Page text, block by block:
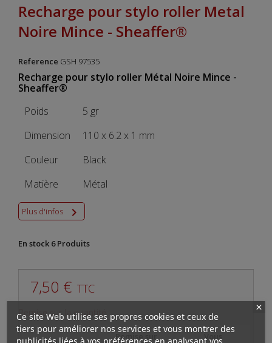
Recharge pour stylo roller Metal
Noire Mince - Sheaffer®
Reference GSH 97535
Recharge pour stylo roller Métal Noire Mince -
Sheaffer®
Poids
5 gr
Dimension
110 x 6.2 x 1 mm
Couleur
Black
Matière
Métal
Plus d'infos 
En stock 6 Produits
7,50 € TTC
Remise sur la quantité
Remise sur
Vous
Ce site Web utilise ses propres cookies et ceux de
tiers pour améliorer nos services et vous montrer des
publicités liées à vos préférences en analysant vos